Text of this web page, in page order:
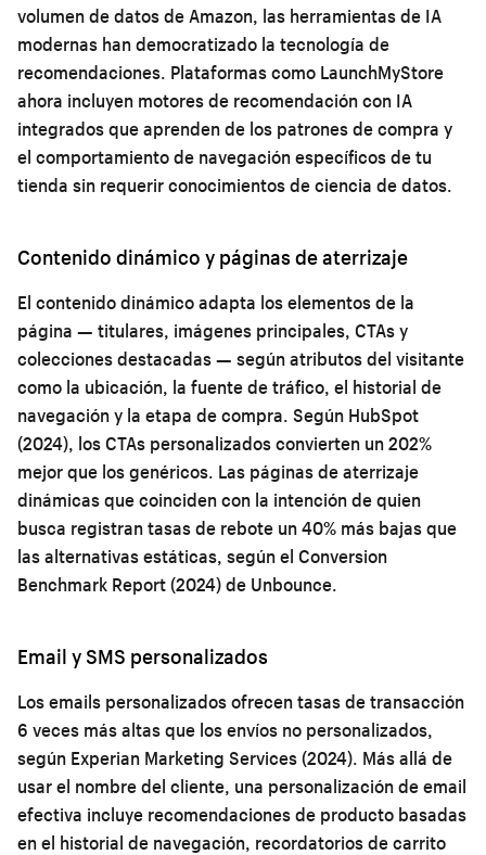
volumen de datos de Amazon, las herramientas de IA
modernas han democratizado la tecnología de
recomendaciones. Plataformas como LaunchMyStore
ahora incluyen motores de recomendación con IA
integrados que aprenden de los patrones de compra y
el comportamiento de navegación específicos de tu
tienda sin requerir conocimientos de ciencia de datos.
Contenido dinámico y páginas de aterrizaje
El contenido dinámico adapta los elementos de la
página — titulares, imágenes principales, CTAs y
colecciones destacadas — según atributos del visitante
como la ubicación, la fuente de tráfico, el historial de
navegación y la etapa de compra. Según HubSpot
(2024), los CTAs personalizados convierten un 202%
mejor que los genéricos. Las páginas de aterrizaje
dinámicas que coinciden con la intención de quien
busca registran tasas de rebote un 40% más bajas que
las alternativas estáticas, según el Conversion
Benchmark Report (2024) de Unbounce.
Email y SMS personalizados
Los emails personalizados ofrecen tasas de transacción
6 veces más altas que los envíos no personalizados,
según Experian Marketing Services (2024). Más allá de
usar el nombre del cliente, una personalización de email
efectiva incluye recomendaciones de producto basadas
en el historial de navegación, recordatorios de carrito